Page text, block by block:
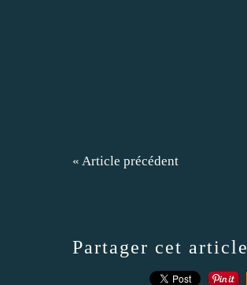
« Article précédent
Partager cet article